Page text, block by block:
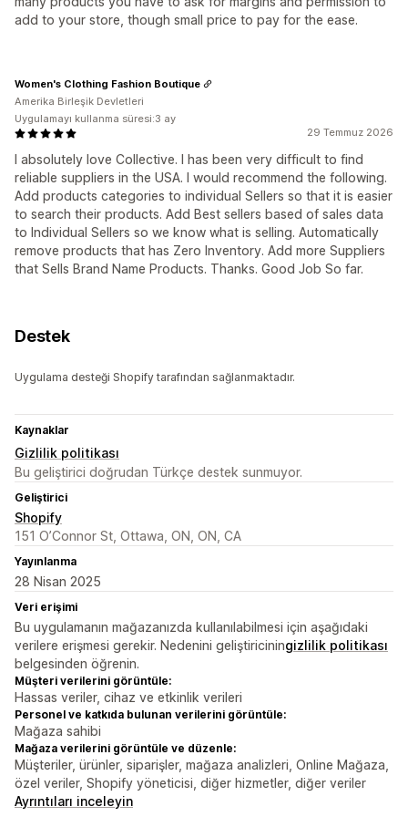
add to your store, though small price to pay for the ease.
29 Temmuz 2026
I absolutely love Collective. I has been very difficult to find
reliable suppliers in the USA. I would recommend the following.
Add products categories to individual Sellers so that it is easier
to search their products. Add Best sellers based of sales data
to Individual Sellers so we know what is selling. Automatically
remove products that has Zero Inventory. Add more Suppliers
that Sells Brand Name Products. Thanks. Good Job So far.
Women's Clothing Fashion Boutique
Amerika Birleşik Devletleri
Uygulamayı kullanma süresi:3 ay
Destek
Uygulama desteği Shopify tarafından sağlanmaktadır.
Kaynaklar
Gizlilik politikası
Bu geliştirici doğrudan Türkçe destek sunmuyor.
Geliştirici
Shopify
151 O’Connor St, Ottawa, ON, ON, CA
Yayınlanma
28 Nisan 2025
Veri erişimi
Bu uygulamanın mağazanızda kullanılabilmesi için aşağıdaki
verilere erişmesi gerekir. Nedenini geliştiriciningizlilik politikası
belgesinden öğrenin.
Müşteri verilerini görüntüle:
Hassas veriler, cihaz ve etkinlik verileri
Personel ve katkıda bulunan verilerini görüntüle:
Mağaza sahibi
Mağaza verilerini görüntüle ve düzenle:
Müşteriler, ürünler, siparişler, mağaza analizleri, Online Mağaza,
özel veriler, Shopify yöneticisi, diğer hizmetler, diğer veriler
Ayrıntıları inceleyin